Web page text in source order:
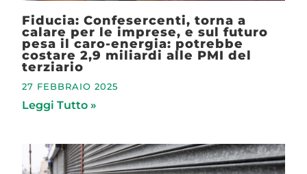
Fiducia: Confesercenti, torna a
calare per le imprese, e sul futuro
pesa il caro-energia: potrebbe
costare 2,9 miliardi alle PMI del
terziario
27 FEBBRAIO 2025
Leggi Tutto »